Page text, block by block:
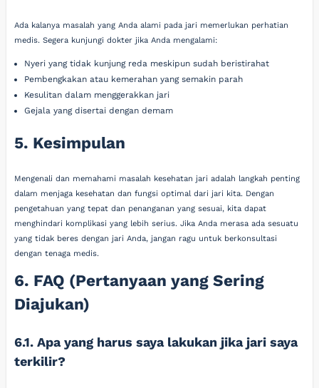
Ada kalanya masalah yang Anda alami pada jari memerlukan perhatian
medis. Segera kunjungi dokter jika Anda mengalami:
Nyeri yang tidak kunjung reda meskipun sudah beristirahat
Pembengkakan atau kemerahan yang semakin parah
Kesulitan dalam menggerakkan jari
Gejala yang disertai dengan demam
5. Kesimpulan
Mengenali dan memahami masalah kesehatan jari adalah langkah penting
dalam menjaga kesehatan dan fungsi optimal dari jari kita. Dengan
pengetahuan yang tepat dan penanganan yang sesuai, kita dapat
menghindari komplikasi yang lebih serius. Jika Anda merasa ada sesuatu
yang tidak beres dengan jari Anda, jangan ragu untuk berkonsultasi
dengan tenaga medis.
6. FAQ (Pertanyaan yang Sering
Diajukan)
6.1. Apa yang harus saya lakukan jika jari saya
terkilir?